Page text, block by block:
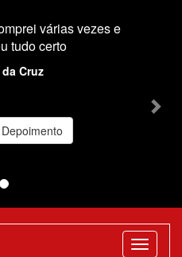
várias vezes e
tudo certo
Cruz